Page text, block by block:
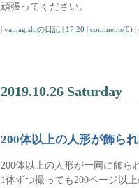
頑張ってください。
| yamagishiの日記 | 17:20 | comments(0) |
2019.10.26 Saturday
200体以上の人形が飾ら
200体以上の人形が一同に飾ら
1体ずつ撮っても200ページ以